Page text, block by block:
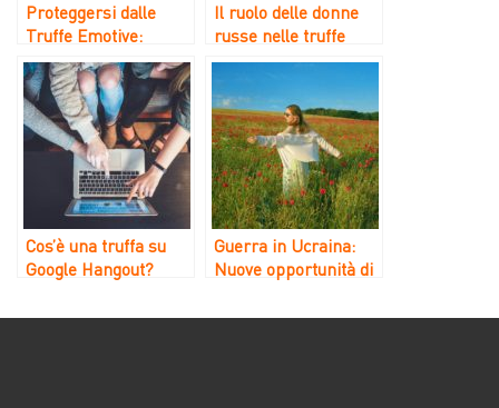
Proteggersi dalle
Truffe Emotive:
Strategie e Consigli
Il ruolo delle donne
russe nelle truffe
sentimentali in
Cos’è una truffa su
Google Hangout?
Guerra in Ucraina:
Nuove opportunità di
parte delle “Spose